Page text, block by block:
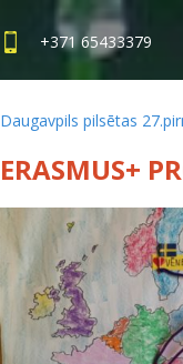
+371 65433379
Daugavpils pilsētas
ERASMUS+